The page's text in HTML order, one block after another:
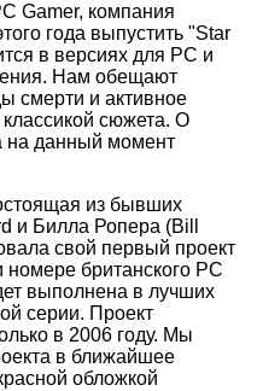
Gamer, компания
года выпустить "Star
в версиях для PC и
Нам обещают
смерти и активное
сюжета. О
на данный момент
из бывших
и Билла Ропера (Bill
свой первый проект
британского PC
выполнена в лучших
серии. Проект
в 2006 году. Мы
в ближайшее
обложкой